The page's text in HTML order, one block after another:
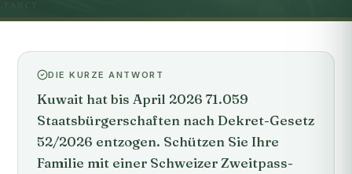
DIE KURZE ANTWORT
Kuwait hat bis April 2026 71.059
Staatsbürgerschaften nach Dekret-Gesetz
52/2026 entzogen. Schützen Sie Ihre
Familie mit einer Schweizer Zweitpass-